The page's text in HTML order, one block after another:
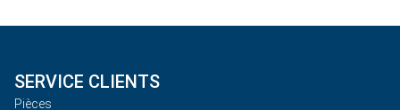
SERVICE CLIENTS
Pièces